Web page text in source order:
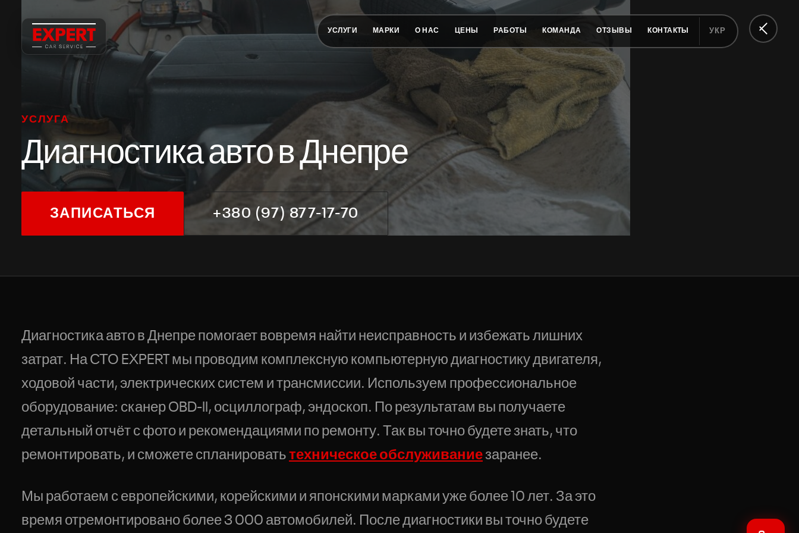
УСЛУГА
Диагностика авто в Днепре
ЗАПИСАТЬСЯ +380 (97) 877-17-70
Диагностика авто в Днепре помогает вовремя найти неисправность и избежать лишних
затрат. На СТО EXPERT мы проводим комплексную компьютерную диагностику двигателя,
ходовой части, электрических систем и трансмиссии. Используем профессиональное
оборудование: сканер OBD-II, осциллограф, эндоскоп. По результатам вы получаете
детальный отчёт с фото и рекомендациями по ремонту. Так вы точно будете знать, что
ремонтировать, и сможете спланировать техническое обслуживание заранее.
Мы работаем с европейскими, корейскими и японскими марками уже более 10 лет. За это
время отремонтировано более 3 000 автомобилей. После диагностики вы точно будете
УСЛУГИ МАРКИ О НАС ЦЕНЫ РАБОТЫ КОМАНДА ОТЗЫВЫ КОНТАКТЫ УКР
ЗАПИСЬ НА СЕРВИС
Запись на сервис
ВАШЕ ИМЯ
МАРКА АВТО / КОММЕНТАРИЙ